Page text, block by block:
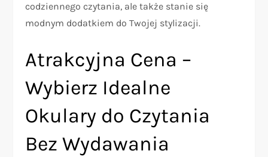
codziennego czytania, ale także stanie się
modnym dodatkiem do Twojej stylizacji.
Atrakcyjna Cena –
Wybierz Idealne
Okulary do Czytania
Bez Wydawania